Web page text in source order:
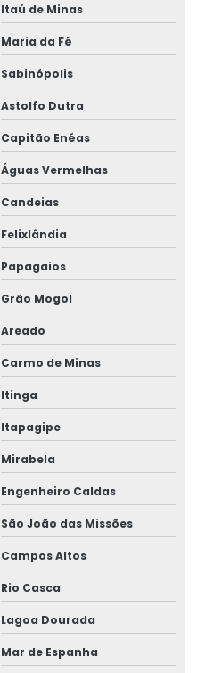
Itaú de Minas
Maria da Fé
Sabinópolis
Astolfo Dutra
Capitão Enéas
Águas Vermelhas
Candeias
Felixlândia
Papagaios
Grão Mogol
Areado
Carmo de Minas
Itinga
Itapagipe
Mirabela
Engenheiro Caldas
São João das Missões
Campos Altos
Rio Casca
Lagoa Dourada
Mar de Espanha